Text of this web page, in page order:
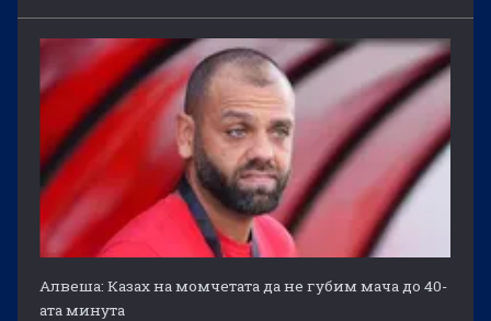
Алвеша: Казах на момчетата да не губим мача до 40-
ата минута